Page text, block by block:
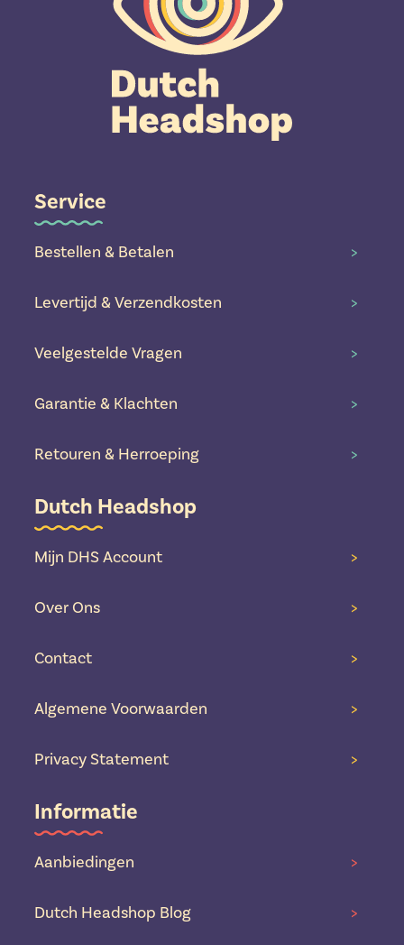
Service
Bestellen & Betalen >
Levertijd & Verzendkosten >
Veelgestelde Vragen >
Garantie & Klachten >
Retouren & Herroeping >
Dutch Headshop
Mijn DHS Account >
Over Ons >
Contact >
Algemene Voorwaarden >
Privacy Statement >
Informatie
Aanbiedingen >
Dutch Headshop Blog >